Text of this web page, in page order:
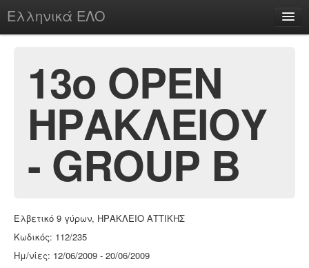
Ελληνικά ΕΛΟ
chesstu.be @ discord
Login
13ο ΟΡΕΝ
ΗΡΑΚΛΕΙΟΥ
- GROUP B
Ελβετικό 9 γύρων, ΗΡΑΚΛΕΙΟ ΑΤΤΙΚΗΣ
Κωδικός: 112/235
Ημ/νίες: 12/06/2009 - 20/06/2009